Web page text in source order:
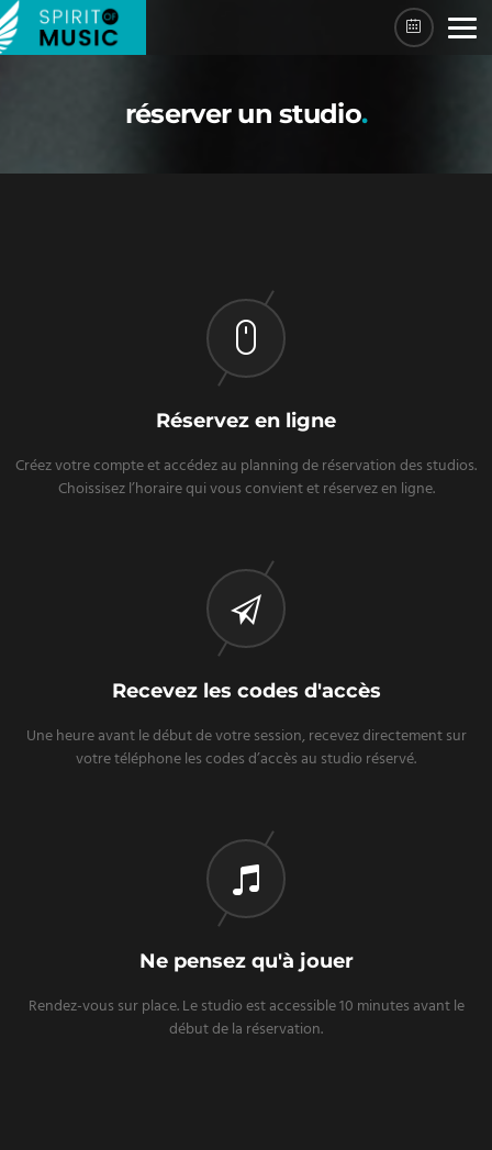
réserver un studio
Réservez en ligne
Créez votre compte et accédez au planning de réservation des studios.
Choissisez l’horaire qui vous convient et réservez en ligne.
Recevez les codes d'accès
Une heure avant le début de votre session, recevez directement sur
votre téléphone les codes d’accès au studio réservé.
Ne pensez qu'à jouer
Rendez-vous sur place. Le studio est accessible 10 minutes avant le
début de la réservation.